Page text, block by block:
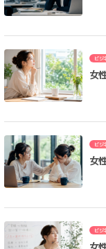
ビジ
女
ビジ
女
ビジ